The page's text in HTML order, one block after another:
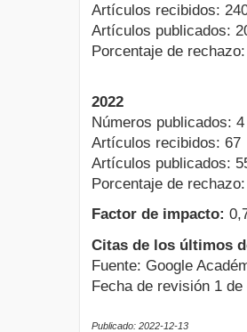
Artículos recibidos:
Artículos publicados:
Porcentaje de
2022
Números publicados: 4
Artículos recibidos: 67
Artículos publicados:
Porcentaje de
Factor de impacto:
Citas de los últimos
Fuente: Google
Fecha de revisión 1
Publicado: 2022-12-13